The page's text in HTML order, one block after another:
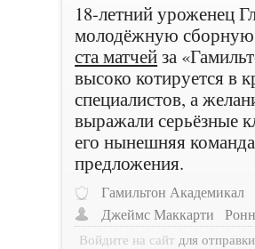
18-летний уроженец
молодёжную
ста матчейза
высоко котируется в
специалистов, а
выражали серьёзные
его нынешняя
предложения.
Гамильтон Академикал
Джеймс Маккарти
Войдите на сайт для